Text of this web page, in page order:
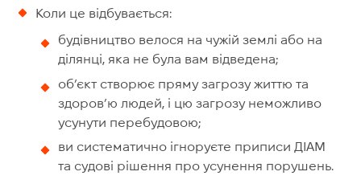
Коли це відбувається:
будівництво велося на чужій землі або на
ділянці, яка не була вам відведена;
об’єкт створює пряму загрозу життю та
здоров’ю людей, і цю загрозу неможливо
усунути перебудовою;
ви систематично ігноруєте приписи ДІАМ
та судові рішення про усунення порушень.